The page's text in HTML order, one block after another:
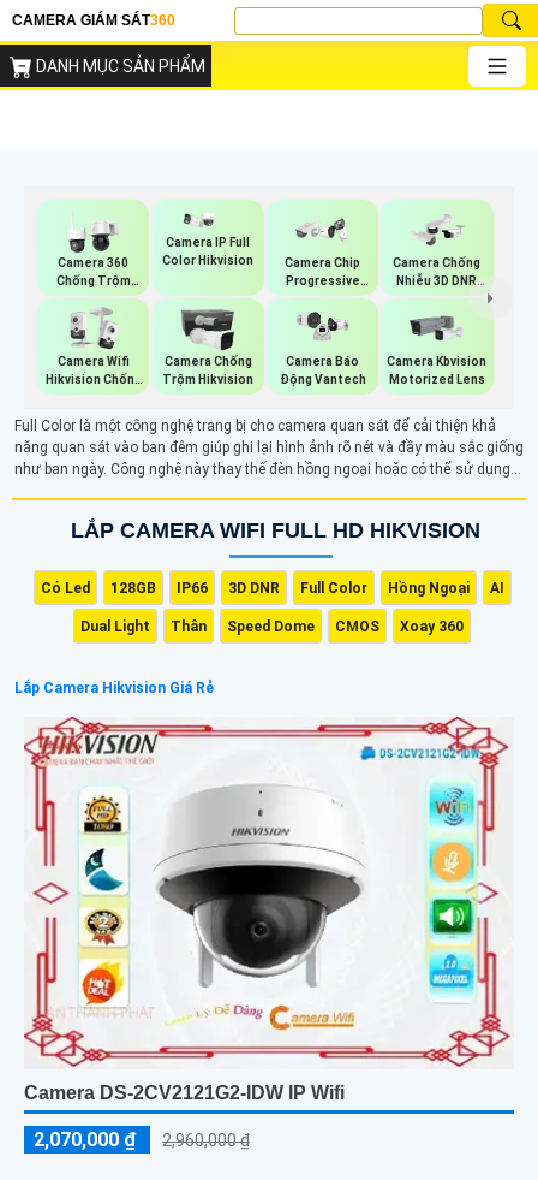
CAMERA GIÁM SÁT360
DANH MỤC SẢN PHẨM
Camera 360
Chống Trộm
Hikvision
Camera IP Full
Color Hikvision
Camera Chip
Progressive
Scan CMOS
Hikvision
Camera Chống
Nhiễu 3D DNR
Hikvison
Camera Wifi
Hikvision Chống
Trộm
Camera Chống
Trộm Hikvision
Camera Báo
Động Vantech
Camera Kbvision
Motorized Lens
Full Color là một công nghệ trang bị cho camera quan sát để cải thiện khả
năng quan sát vào ban đêm giúp ghi lại hình ảnh rõ nét và đầy màu sắc giống
như ban ngày. Công nghệ này thay thế đèn hồng ngoại hoặc có thể sử dụng
LẮP CAMERA WIFI FULL HD HIKVISION
Có Led 128GB IP66 3D DNR Full Color Hồng Ngoại AI
Dual Light Thân Speed Dome CMOS Xoay 360
Lắp Camera Hikvision Giá Rẻ
Camera DS-2CV2121G2-IDW IP Wifi
2,070,000 ₫ 2,960,000 ₫